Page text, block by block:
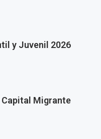
y Juvenil 2026
Migrante